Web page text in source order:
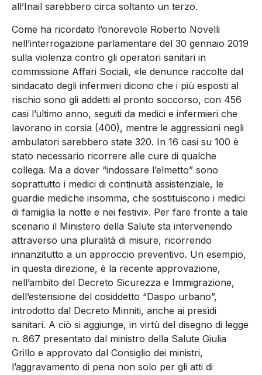
all’Inail sarebbero circa soltanto un terzo.
Come ha ricordato l’onorevole Roberto Novelli
nell’interrogazione parlamentare del 30 gennaio 2019
sulla violenza contro gli operatori sanitari in
commissione Affari Sociali, «le denunce raccolte dal
sindacato degli infermieri dicono che i più esposti al
rischio sono gli addetti al pronto soccorso, con 456
casi l’ultimo anno, seguiti da medici e infermieri che
lavorano in corsia (400), mentre le aggressioni negli
ambulatori sarebbero state 320. In 16 casi su 100 è
stato necessario ricorrere alle cure di qualche
collega. Ma a dover “indossare l’elmetto” sono
soprattutto i medici di continuità assistenziale, le
guardie mediche insomma, che sostituiscono i medici
di famiglia la notte e nei festivi». Per fare fronte a tale
scenario il Ministero della Salute sta intervenendo
attraverso una pluralità di misure, ricorrendo
innanzitutto a un approccio preventivo. Un esempio,
in questa direzione, è la recente approvazione,
nell’ambito del Decreto Sicurezza e Immigrazione,
dell’estensione del cosiddetto “Daspo urbano”,
introdotto dal Decreto Minniti, anche ai presìdi
sanitari. A ciò si aggiunge, in virtù del disegno di legge
n. 867 presentato dal ministro della Salute Giulia
Grillo e approvato dal Consiglio dei ministri,
l’aggravamento di pena non solo per gli atti di